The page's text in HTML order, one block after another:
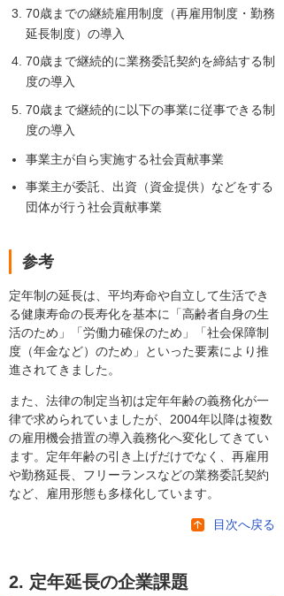
70歳までの継続雇用制度（再雇用制度・勤務
延長制度）の導入
70歳まで継続的に業務委託契約を締結する制
度の導入
70歳まで継続的に以下の事業に従事できる制
度の導入
事業主が自ら実施する社会貢献事業
事業主が委託、出資（資金提供）などをする
団体が行う社会貢献事業
参考
定年制の延長は、平均寿命や自立して生活でき
る健康寿命の長寿化を基本に「高齢者自身の生
活のため」「労働力確保のため」「社会保障制
度（年金など）のため」といった要素により推
進されてきました。
また、法律の制定当初は定年年齢の義務化が一
律で求められていましたが、2004年以降は複数
の雇用機会措置の導入義務化へ変化してきてい
ます。定年年齢の引き上げだけでなく、再雇用
や勤務延長、フリーランスなどの業務委託契約
など、雇用形態も多様化しています。
目次へ戻る
2. 定年延長の企業課題